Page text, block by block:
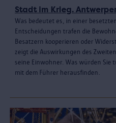
Stadt im Krieg.
Was bedeutet es, in einer
Entscheidungen trafen die
Besatzern kooperieren oder
zeigt die Auswirkungen des
seine Einwohner. Was würden Sie
mit dem Führer herausfinden.